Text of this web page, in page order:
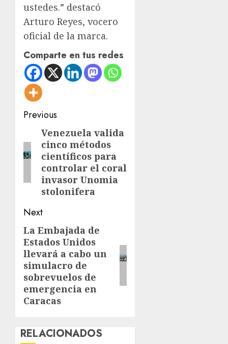
ustedes.” destacó
Arturo Reyes, vocero
oficial de la marca.
Comparte en tus redes
Post
navigation
Previous
Previous
post:
Venezuela valida
cinco métodos
científicos para
controlar el coral
invasor Unomia
stolonifera
Next
Next
post:
La Embajada de
Estados Unidos
llevará a cabo un
simulacro de
sobrevuelos de
emergencia en
Caracas
RELACIONADOS